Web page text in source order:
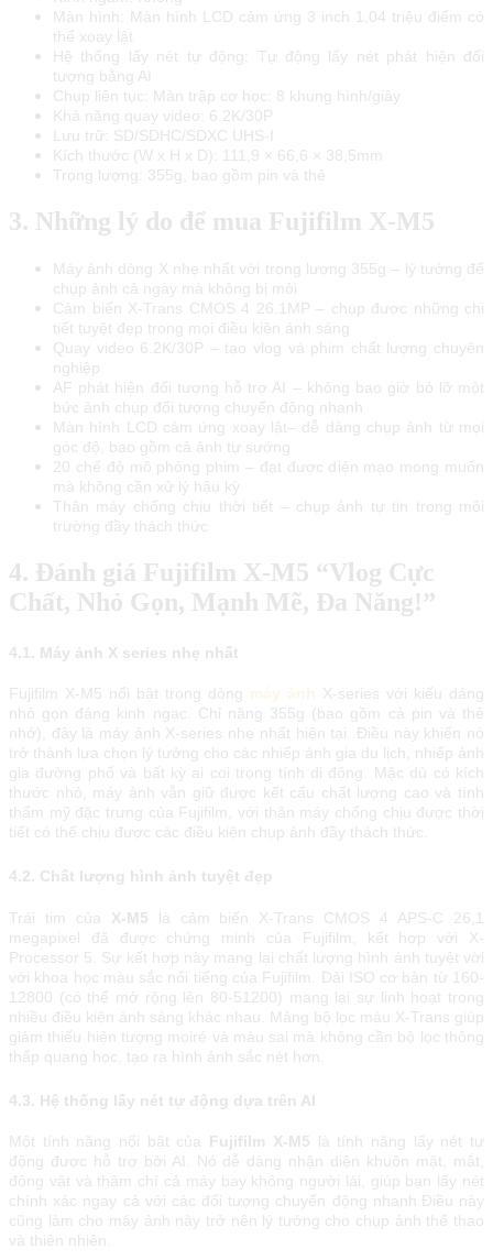
Màn hình: Màn hình LCD cảm ứng 3 inch 1,04 triệu điểm có
thể xoay lật
Hệ thống lấy nét tự động: Tự động lấy nét phát hiện đối
tượng bằng AI
Chụp liên tục: Màn trập cơ học: 8 khung hình/giây
Khả năng quay video: 6.2K/30P
Lưu trữ: SD/SDHC/SDXC UHS-I
Kích thước (W x H x D): 111,9 × 66,6 × 38,5mm
Trọng lượng: 355g, bao gồm pin và thẻ
3. Những lý do để mua Fujifilm X-M5
Máy ảnh dòng X nhẹ nhất với trọng lượng 355g – lý tưởng để
chụp ảnh cả ngày mà không bị mỏi
Cảm biến X-Trans CMOS 4 26.1MP – chụp được những chi
tiết tuyệt đẹp trong mọi điều kiện ánh sáng
Quay video 6.2K/30P – tạo vlog và phim chất lượng chuyên
nghiệp
AF phát hiện đối tượng hỗ trợ AI – không bao giờ bỏ lỡ một
bức ảnh chụp đối tượng chuyển động nhanh
Màn hình LCD cảm ứng xoay lật– dễ dàng chụp ảnh từ mọi
góc độ, bao gồm cả ảnh tự sướng
20 chế độ mô phỏng phim – đạt được diện mạo mong muốn
mà không cần xử lý hậu kỳ
Thân máy chống chịu thời tiết – chụp ảnh tự tin trong môi
trường đầy thách thức
4. Đánh giá Fujifilm X-M5 “Vlog Cực
Chất, Nhỏ Gọn, Mạnh Mẽ, Đa Năng!”
4.1. Máy ảnh X series nhẹ nhất
Fujifilm X-M5 nổi bật trong dòng
X-series với kiểu dáng
nhỏ gọn đáng kinh ngạc. Chỉ nặng 355g (bao gồm cả pin và thẻ
nhớ), đây là máy ảnh X-series nhẹ nhất hiện tại. Điều này khiến nó
trở thành lựa chọn lý tưởng cho các nhiếp ảnh gia du lịch, nhiếp ảnh
gia đường phố và bất kỳ ai coi trọng tính di động. Mặc dù có kích
thước nhỏ, máy ảnh vẫn giữ được kết cấu chất lượng cao và tính
thẩm mỹ đặc trưng của Fujifilm, với thân máy chống chịu được thời
tiết có thể chịu được các điều kiện chụp ảnh đầy thách thức.
4.2. Chất lượng hình ảnh tuyệt đẹp
Trái tim của X-M5 là cảm biến X-Trans CMOS 4 APS-C 26,1
megapixel đã được chứng minh của Fujifilm, kết hợp với X-
Processor 5. Sự kết hợp này mang lại chất lượng hình ảnh tuyệt vời
với khoa học màu sắc nổi tiếng của Fujifilm. Dải ISO cơ bản từ 160-
12800 (có thể mở rộng lên 80-51200) mang lại sự linh hoạt trong
nhiều điều kiện ánh sáng khác nhau. Mảng bộ lọc màu X-Trans giúp
giảm thiểu hiện tượng moiré và màu sai mà không cần bộ lọc thông
thấp quang học, tạo ra hình ảnh sắc nét hơn.
4.3. Hệ thống lấy nét tự động dựa trên AI
Một tính năng nổi bật của Fujifilm X-M5 là tính năng lấy nét tự
động được hỗ trợ bởi AI. Nó dễ dàng nhận diện khuôn mặt, mắt,
động vật và thậm chí cả máy bay không người lái, giúp bạn lấy nét
chính xác ngay cả với các đối tượng chuyển động nhanh.Điều này
cũng làm cho máy ảnh này trở nên lý tưởng cho chụp ảnh thể thao
và thiên nhiên.